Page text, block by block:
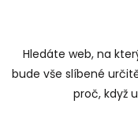
obsahHledáte web, na
bude vše slíbené
proč, když